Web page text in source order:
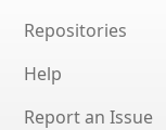
Repositories
Help
Report an Issue